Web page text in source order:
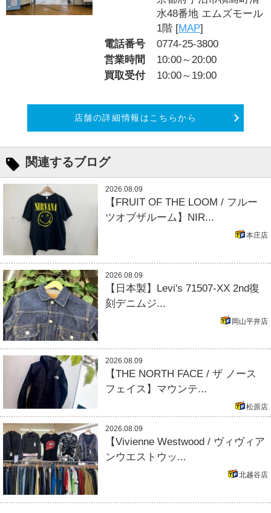
水48番地 エムズモール
1階 [MAP]
電話番号
0774-25-3800
営業時間
10:00～20:00
買取受付
10:00～19:00
店舗の詳細情報はこちらから
関連するブログ
2026.08.09
【FRUIT OF THE LOOM / フルー
ツオブザルーム】NIR...
本庄店
2026.08.09
【日本製】Levi's 71507-XX 2nd復
刻デニムジ...
岡山平井店
2026.08.09
【THE NORTH FACE / ザ ノース
フェイス】マウンテ...
松原店
2026.08.09
【Vivienne Westwood / ヴィヴィア
ンウエストウッ...
北越谷店